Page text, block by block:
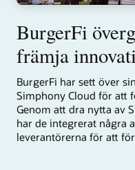
BurgerFi
främja
BurgerFi har sett över
Simphony Cloud för att
Genom att dra nytta av
har de integrerat några
leverantörerna för att